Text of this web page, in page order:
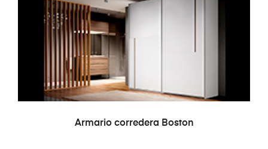
LEER MÁS
Armario corredera Boston